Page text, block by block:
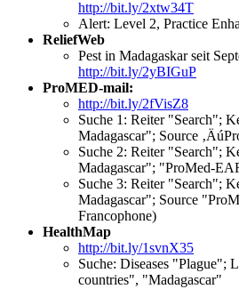
http://bit.ly/2xtw34T
Alert: Level 2, Practice
ReliefWeb
Pest in Madagaskar seit
http://bit.ly/2yBIGuP
ProMED-mail:
http://bit.ly/2fVisZ8
Suche 1: Reiter "Search";
Madagascar"; Source
Suche 2: Reiter "Search";
Madagascar"; "ProMed-
Suche 3: Reiter "Search";
Madagascar"; Source
Francophone)
HealthMap
http://bit.ly/1svnX35
Suche: Diseases "Plague";
countries", "Madagascar"